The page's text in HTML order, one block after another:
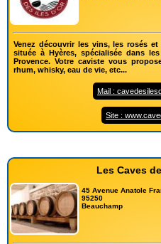
Venez découvrir les vins, les rosés
située à Hyères, spécialisée dans
Provence. Votre caviste vous
rhum, whisky, eau de vie, etc...
Mail :
Site :
Les Caves
45 Avenue Anatole
95250
Beauchamp